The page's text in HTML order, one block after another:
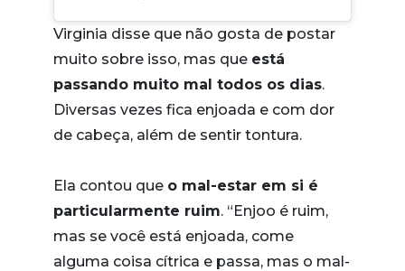
Virginia disse que não gosta de postar
muito sobre isso, mas que está
passando muito mal todos os dias.
Diversas vezes fica enjoada e com dor
de cabeça, além de sentir tontura.
Ela contou que o mal-estar em si é
particularmente ruim. “Enjoo é ruim,
mas se você está enjoada, come
alguma coisa cítrica e passa, mas o mal-